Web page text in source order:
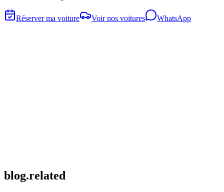
Réserver ma voiture Voir nos voitures WhatsApp
blog.related